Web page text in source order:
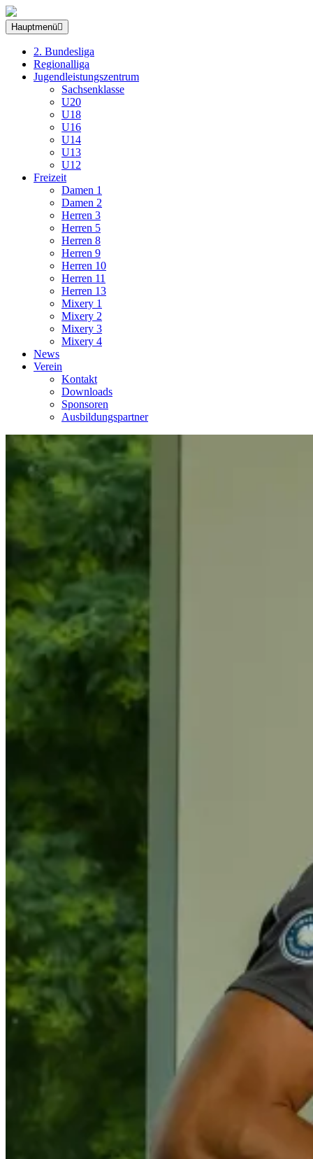
Hauptmenü
2. Bundesliga
Regionalliga
Jugendleistungszentrum
Sachsenklasse
U20
U18
U16
U14
U13
U12
Freizeit
Damen 1
Damen 2
Herren 3
Herren 5
Herren 8
Herren 9
Herren 10
Herren 11
Herren 13
Mixery 1
Mixery 2
Mixery 3
Mixery 4
News
Verein
Kontakt
Downloads
Sponsoren
Ausbildungspartner